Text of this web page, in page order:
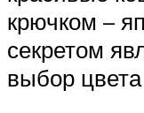
крючком –
секретом
выбор